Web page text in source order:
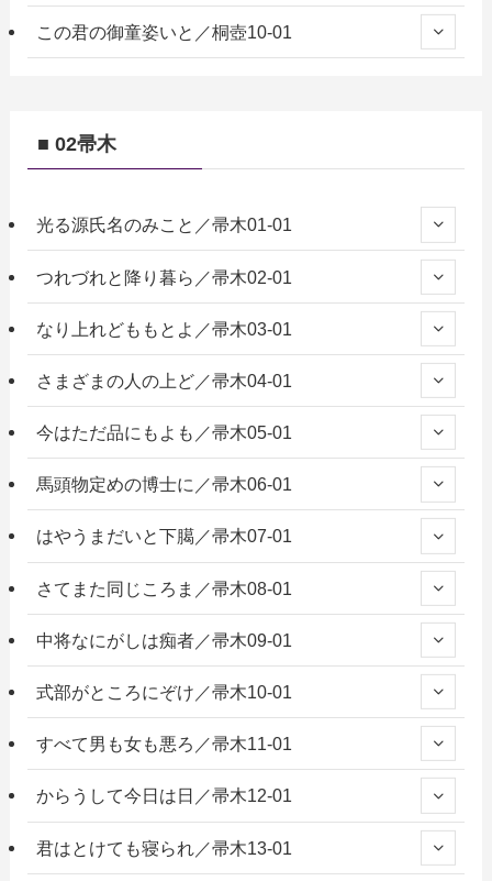
この君の御童姿いと／桐壺10-01
■ 02帚木
光る源氏名のみこと／帚木01-01
つれづれと降り暮ら／帚木02-01
なり上れどももとよ／帚木03-01
さまざまの人の上ど／帚木04-01
今はただ品にもよも／帚木05-01
馬頭物定めの博士に／帚木06-01
はやうまだいと下臈／帚木07-01
さてまた同じころま／帚木08-01
中将なにがしは痴者／帚木09-01
式部がところにぞけ／帚木10-01
すべて男も女も悪ろ／帚木11-01
からうして今日は日／帚木12-01
君はとけても寝られ／帚木13-01